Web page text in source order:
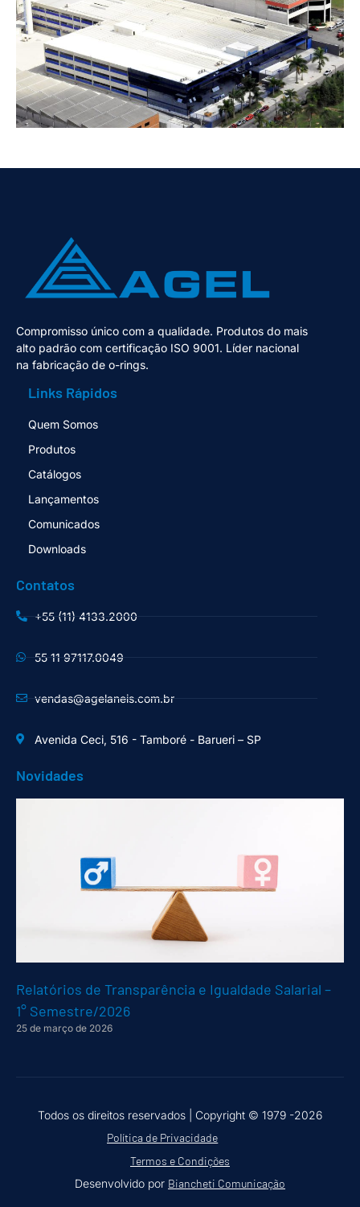
Compromisso único com a qualidade. Produtos do mais
alto padrão com certificação ISO 9001. Líder nacional
na fabricação de o-rings.
Links Rápidos
Quem Somos
Produtos
Catálogos
Lançamentos
Comunicados
Downloads
Contatos
+55 (11) 4133.2000
55 11 97117.0049
vendas@agelaneis.com.br
Avenida Ceci, 516 - Tamboré - Barueri – SP
Novidades
Relatórios de Transparência e Igualdade Salarial –
1° Semestre/2026
25 de março de 2026
Todos os direitos reservados | Copyright © 1979 -2026
Política de Privacidade
Termos e Condições
Desenvolvido por Biancheti Comunicação